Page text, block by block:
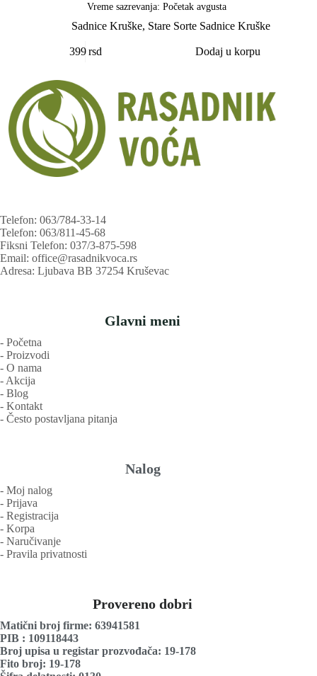
Vreme sazrevanja: Početak avgusta
Sadnice Kruške, Stare Sorte Sadnice Kruške
399rsd Dodaj u korpu
Telefon: 063/784-33-14
Telefon: 063/811-45-68
Fiksni Telefon: 037/3-875-598
Email: office@rasadnikvoca.rs
Adresa: Ljubava BB 37254 Kruševac
Glavni meni
‐ Početna
‐ Proizvodi
‐ O nama
‐ Akcija
‐ Blog
‐ Kontakt
‐ Često postavljana pitanja
Nalog
‐ Moj nalog
‐ Prijava
‐ Registracija
‐ Korpa
‐ Naručivanje
‐ Pravila privatnosti
Provereno dobri
Matični broj firme: 63941581
PIB : 109118443
Broj upisa u registar prozvođača: 19-178
Fito broj: 19-178